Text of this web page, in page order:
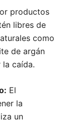
productos
libres de
como
de argán
caída.
El
la
un